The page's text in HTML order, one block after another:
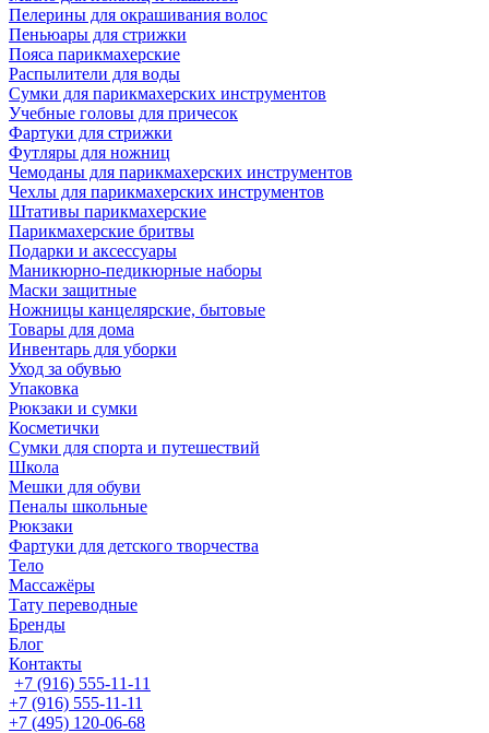
Пелерины для окрашивания волос
Пеньюары для стрижки
Пояса парикмахерские
Распылители для воды
Сумки для парикмахерских инструментов
Учебные головы для причесок
Фартуки для стрижки
Футляры для ножниц
Чемоданы для парикмахерских инструментов
Чехлы для парикмахерских инструментов
Штативы парикмахерские
Парикмахерские бритвы
Подарки и аксессуары
Маникюрно-педикюрные наборы
Маски защитные
Ножницы канцелярские, бытовые
Товары для дома
Инвентарь для уборки
Уход за обувью
Упаковка
Рюкзаки и сумки
Косметички
Сумки для спорта и путешествий
Школа
Мешки для обуви
Пеналы школьные
Рюкзаки
Фартуки для детского творчества
Тело
Массажёры
Тату переводные
Бренды
Блог
Контакты
+7 (916) 555-11-11
+7 (916) 555-11-11
+7 (495) 120-06-68